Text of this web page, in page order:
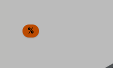
Bildergalerie überspringen
%